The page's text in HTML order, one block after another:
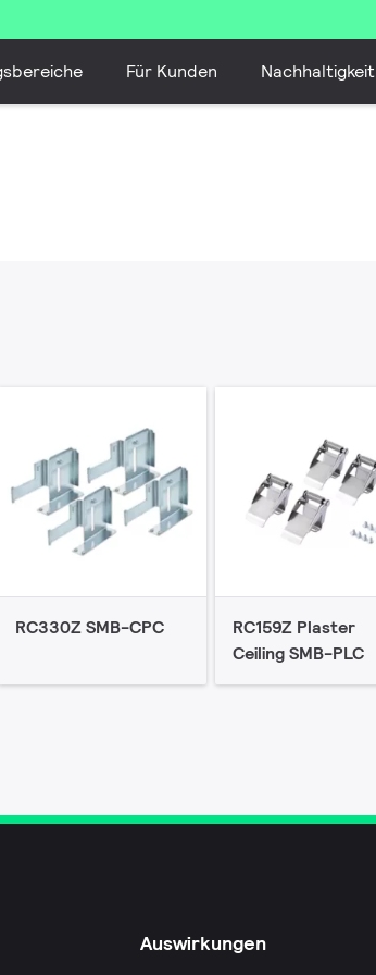
Für Kunden Nachhaltigkeit
RC330Z SMB-CPC
RC159Z Plaster
Ceiling SMB-PLC
Auswirkungen